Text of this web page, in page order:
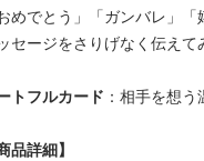
おめでとう」「ガンバレ」
セージをさりげなく伝えて
トフルカード ：相手を想
品詳細】